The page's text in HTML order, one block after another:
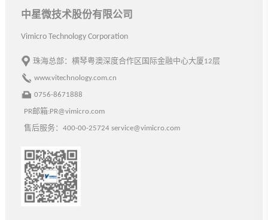
中星微技术股份有限公司
Vimicro Technology Corporation
珠海总部：横琴粤澳深度合作区国际金融中心大厦12层
www.vitechnology.com.cn
0756-8671888
PR邮箱:PR@vimicro.com
售后服务：400-00-25724 service@vimicro.com